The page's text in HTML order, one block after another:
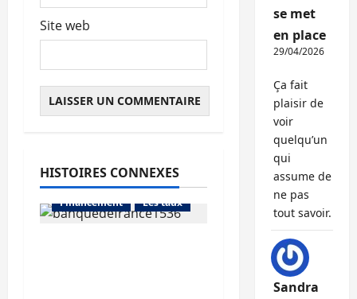
Site web
HISTOIRES CONNEXES
Abonnés
Financement
Les taux
se met
en place
29/04/2026
Ça fait
plaisir de
voir
quelqu’un
qui
assume de
ne pas
tout savoir.
Sandra